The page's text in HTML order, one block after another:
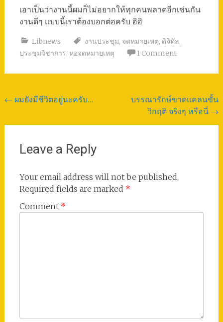
เอาเป็นว่างานนี้ผมก็ไม่อยากให้ทุกคนพลาดอีกเช่นกัน
งานดีๆ แบบนี้เราต้องบอกต่อครับ อิอิ
Libnews งานประชุม, จดหมายเหตุ, ดิจิทัล,
ประชุมวิชาการ, หอจดหมายเหตุ 1 Comment
Post
← ผมยังมีชีวิตอยู่นะครับ…
บรรณารักษ์ขาดแคลนขั้น
วิกฤติ จริงๆ หรือนี่ →
Leave a Reply
Your email address will not be published.
Required fields are marked *
Comment *